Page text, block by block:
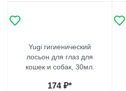
Yugi гигиенический
лосьон для глаз для
кошек и собак, 30мл.
174₽*